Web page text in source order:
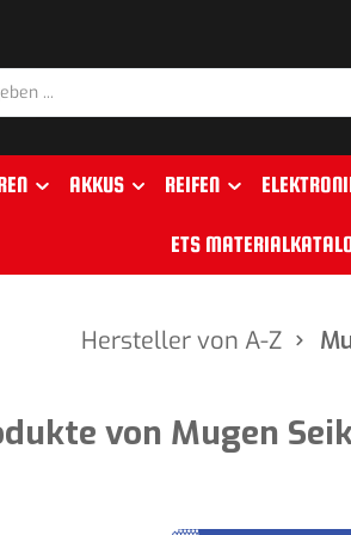
AKKUS REIFEN
ETS
Hersteller von A-Z
von Mugen